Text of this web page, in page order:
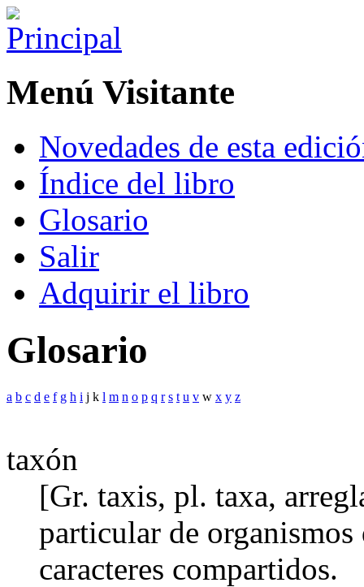
Menú Visitante
Novedades de esta
Índice del libro
Glosario
Salir
Adquirir el libro
Glosario
a b c d e f g h i j k l m n o p q r s t u v w x y z
taxón
[Gr. taxis, pl. taxa,
particular de
caracteres compartidos.